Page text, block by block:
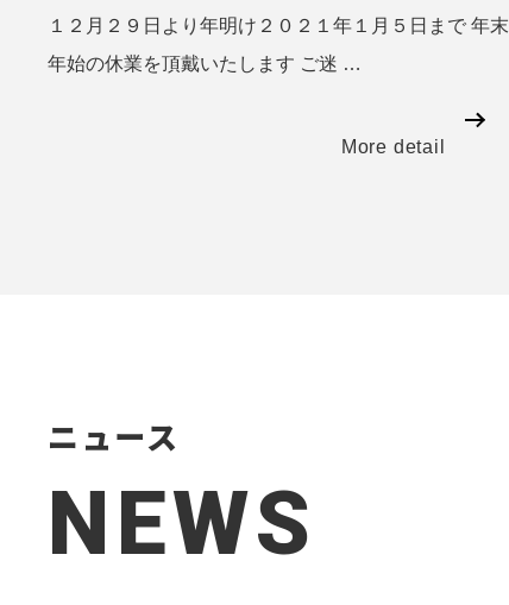
１２月２９日より年明け２０２１年１月５日まで 年末
年始の休業を頂戴いたします ご迷 …
More detail
ニュース
NEWS